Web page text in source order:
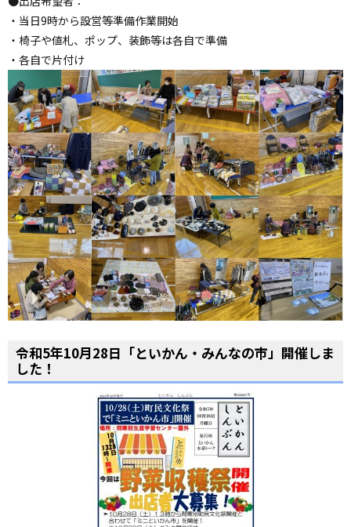
・当日9時から設営等準備作業開始
・椅子や値札、ポップ、装飾等は各自で準備
・各自で片付け
令和5年10月28日「といかん・みんなの市」開催しま
した！